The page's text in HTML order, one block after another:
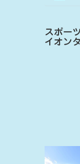
スポー
イオン